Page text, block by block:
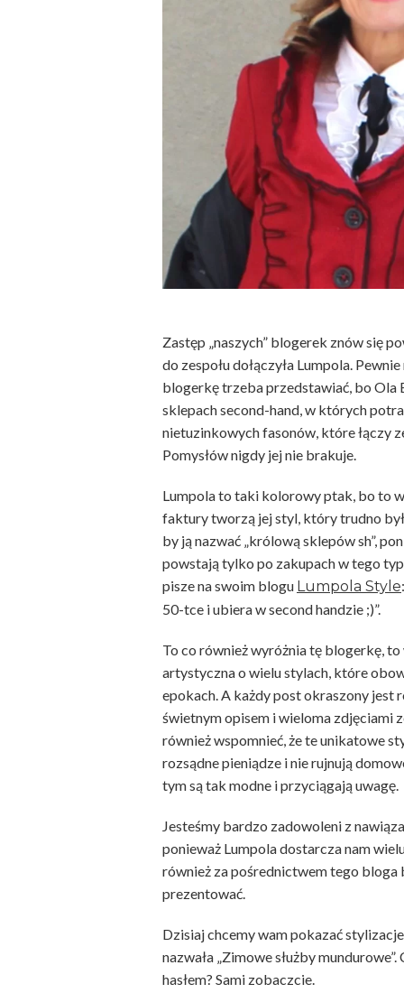
Zastęp „naszych” blogerek znów się
do zespołu dołączyła Lumpola.
blogerkę trzeba przedstawiać, bo Ola
sklepach second-hand, w których
nietuzinkowych fasonów, które łączy
Pomysłów nigdy jej nie brakuje.
Lumpola to taki kolorowy ptak, bo to
faktury tworzą jej styl, który trudno
by ją nazwać „królową sklepów sh”,
powstają tylko po zakupach w tego
pisze na swoim blogu Lumpola Style
50-tce i ubiera w second handzie ;)”.
To co również wyróżnia tę blogerkę,
artystyczna o wielu stylach, które
epokach. A każdy post okraszony jest
świetnym opisem i wieloma zdjęciami
również wspomnieć, że te unikatowe
rozsądne pieniądze i nie rujnują
tym są tak modne i przyciągają uwagę.
Jesteśmy bardzo zadowoleni z
ponieważ Lumpola dostarcza nam
również za pośrednictwem tego bloga
prezentować.
Dzisiaj chcemy wam pokazać
nazwała „Zimowe służby
hasłem? Sami zobaczcie.